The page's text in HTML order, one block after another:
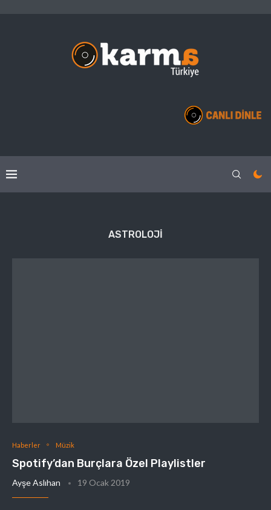
ASTROLOJI
Haberler Müzik
Spotify’dan Burçlara Özel Playlistler
Ayşe Aslıhan 19 Ocak 2019